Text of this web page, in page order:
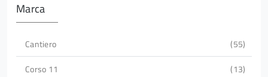
Marca
Cantiero
55
Corso 11
13